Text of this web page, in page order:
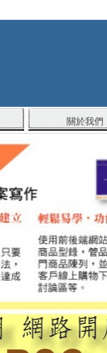
關於我們